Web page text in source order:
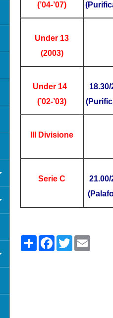
(’04-’07)
Under 13
(2003)
Under 14
(’02-’03)
18.30/
III Divisione
Serie C
21.00/
Share FacebookTwitter